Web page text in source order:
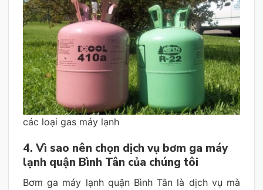
các loại gas máy lạnh
4. Vì sao nên chọn dịch vụ bơm ga máy
lạnh quận Bình Tân của chúng tôi
Bơm ga máy lạnh quận Bình Tân là dịch vụ mà